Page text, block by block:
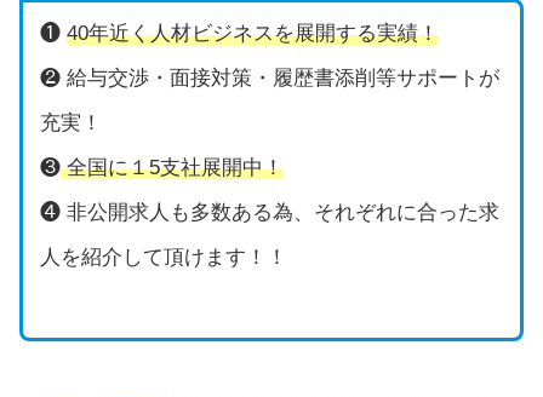
❶ 40年近く人材ビジネスを展開する実績！
❷ 給与交渉・面接対策・履歴書添削等サポートが
充実！
❸全国に１5支社展開中！
❹ 非公開求人も多数ある為、それぞれに合った求
人を紹介して頂けます！！